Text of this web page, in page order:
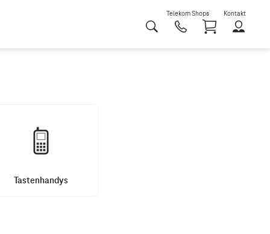
Telekom Shops Kontakt
Tastenhandys